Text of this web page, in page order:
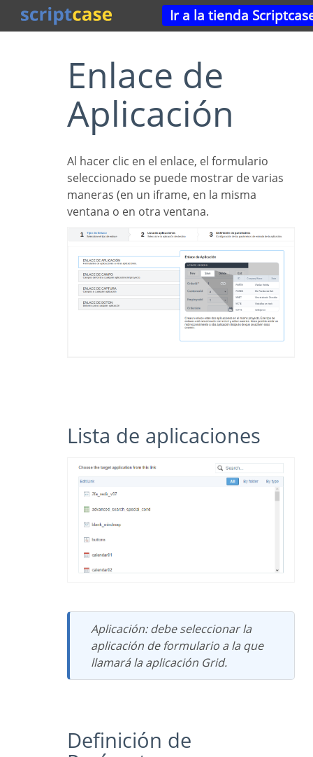
Ir a la tienda
Enlace de
Aplicación
Al hacer clic en el enlace, el formulario
seleccionado se puede mostrar de varias
maneras (en un iframe, en la misma
ventana o en otra ventana.
Lista de aplicaciones
Aplicación: debe seleccionar la
aplicación de formulario a la que
llamará la aplicación Grid.
Definición de